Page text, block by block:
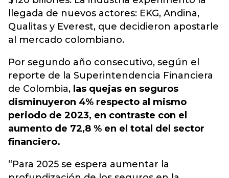
llegada de nuevos actores: EKG, Andina,
Qualitas y Everest, que decidieron apostarle
al mercado colombiano.
Por segundo año consecutivo, según el
reporte de la Superintendencia Financiera
de Colombia, las quejas en seguros
disminuyeron 4% respecto al mismo
periodo de 2023, en contraste con el
aumento de 72,8 % en el total del sector
financiero.
“Para 2025 se espera aumentar la